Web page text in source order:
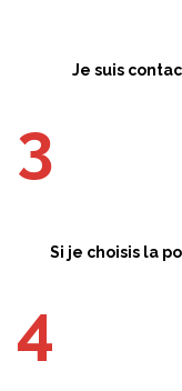
Je suis
Si je choisis la